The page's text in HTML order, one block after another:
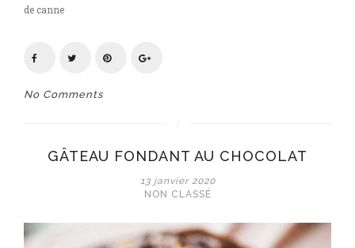
de canne
No Comments
GÂTEAU FONDANT AU CHOCOLAT
13 janvier 2020
NON CLASSÉ